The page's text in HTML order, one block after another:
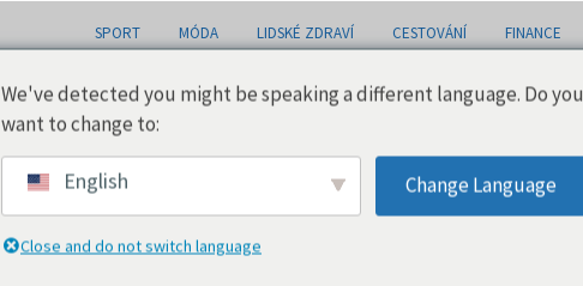
SPORT MÓDA LIDSKÉ ZDRAVÍ CESTOVÁNÍ FINANCE
We've detected you might be speaking a different language. Do you
want to change to:
English Change Language
Close and do not switch language